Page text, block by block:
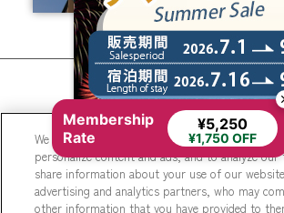
相鉄ホテルズ 公式SNS
We use cookies to improve your experience on
personalize content and ads, and to analyze our
share information about your use of our
advertising and analytics partners, who may
other information that you have provided to
Membership
Rate
¥5,250
¥1,750 OFF